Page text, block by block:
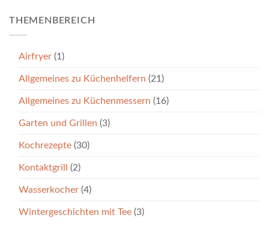
THEMENBEREICH
Airfryer (1)
Allgemeines zu Küchenhelfern (21)
Allgemeines zu Küchenmessern (16)
Garten und Grillen (3)
Kochrezepte (30)
Kontaktgrill (2)
Wasserkocher (4)
Wintergeschichten mit Tee (3)